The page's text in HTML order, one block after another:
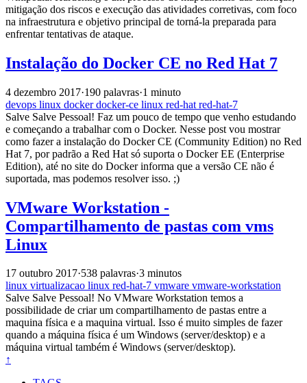
mitigação dos riscos e execução das atividades corretivas, com foco
na infraestrutura e objetivo principal de torná-la preparada para
enfrentar tentativas de ataque.
Instalação do Docker CE no Red Hat 7
4 dezembro 2017·190 palavras·1 minuto
devops linux dockerdocker-ce linux red-hat red-hat-7
Salve Salve Pessoal! Faz um pouco de tempo que venho estudando
e começando a trabalhar com o Docker. Nesse post vou mostrar
como fazer a instalação do Docker CE (Community Edition) no Red
Hat 7, por padrão a Red Hat só suporta o Docker EE (Enterprise
Edition), até no site do Docker informa que a versão CE não é
suportada, mas podemos resolver isso. ;)
VMware Workstation -
Compartilhamento de pastas com vms
Linux
17 outubro 2017·538 palavras·3 minutos
linux virtualizacao linux red-hat-7 vmware vmware-workstation
Salve Salve Pessoal! No VMware Workstation temos a
possibilidade de criar um compartilhamento de pastas entre a
maquina física e a maquina virtual. Isso é muito simples de fazer
quando a máquina física é um Windows (server/desktop) e a
máquina virtual também é Windows (server/desktop).
↑